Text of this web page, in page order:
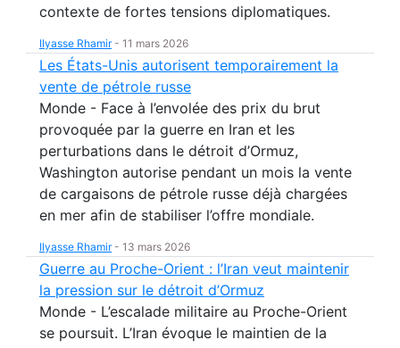
contexte de fortes tensions diplomatiques.
Ilyasse Rhamir- 11 mars 2026
Les États-Unis autorisent temporairement la
vente de pétrole russe
Monde - Face à l’envolée des prix du brut
provoquée par la guerre en Iran et les
perturbations dans le détroit d’Ormuz,
Washington autorise pendant un mois la vente
de cargaisons de pétrole russe déjà chargées
en mer afin de stabiliser l’offre mondiale.
Ilyasse Rhamir- 13 mars 2026
Guerre au Proche-Orient : l’Iran veut maintenir
la pression sur le détroit d’Ormuz
Monde - L’escalade militaire au Proche-Orient
se poursuit. L’Iran évoque le maintien de la